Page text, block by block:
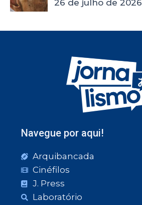
26 de julho de 2026
Navegue por aqui!
Arquibancada
Cinéfilos
J. Press
Laboratório